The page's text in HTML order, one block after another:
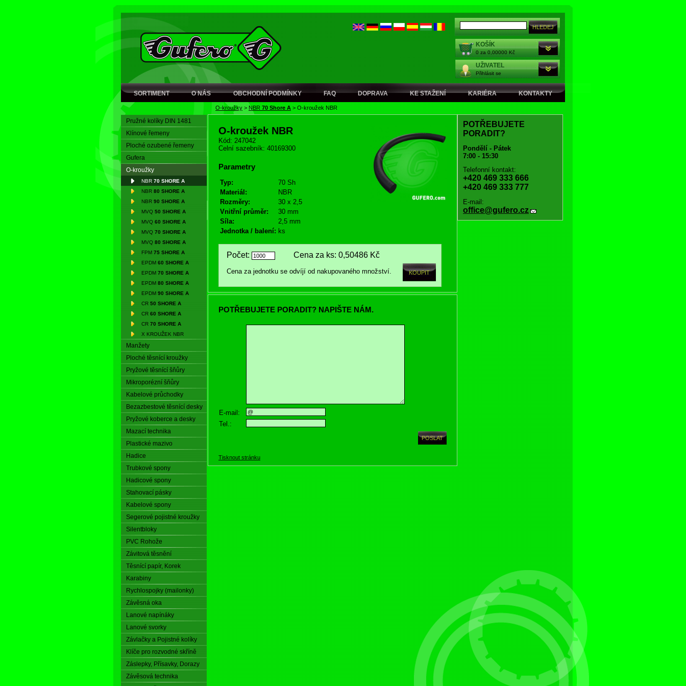
KOŠÍK
0 za 0,00000 Kč
UŽIVATEL
Přihlásit se
SORTIMENT O NÁS OBCHODNÍ PODMÍNKY FAQ DOPRAVA KE STAŽENÍ KARIÉRA KONTAKTY
O-kroužky > NBR 70 Shore A > O-kroužek NBR
Pružné kolíky DIN 1481
Klínové řemeny
Ploché ozubené řemeny
Gufera
O-kroužky
NBR 70 SHORE A
NBR 80 SHORE A
NBR 90 SHORE A
MVQ 50 SHORE A
MVQ 60 SHORE A
MVQ 70 SHORE A
MVQ 80 SHORE A
FPM 75 SHORE A
EPDM 60 SHORE A
EPDM 70 SHORE A
EPDM 80 SHORE A
EPDM 90 SHORE A
CR 50 SHORE A
CR 60 SHORE A
CR 70 SHORE A
X KROUŽEK NBR
Manžety
Ploché těsnící kroužky
Pryžové těsnící šňůry
Mikroporézní šňůry
Kabelové průchodky
Bezazbestové těsnící desky
Pryžové koberce a desky
Mazací technika
Plastické mazivo
Hadice
Trubkové spony
Hadicové spony
Stahovací pásky
Kabelové spony
Segerové pojistné kroužky
Silentbloky
PVC Rohože
Závitová těsnění
Těsnící papír, Korek
Karabiny
Rychlospojky (mailonky)
Závěsná oka
Lanové napínáky
Lanové svorky
Závlačky a Pojistné kolíky
Klíče pro rozvodné skříně
Záslepky, Přísavky, Dorazy
Závěsová technika
O-kroužek NBR
Kód: 247042
Celní sazebník: 40169300
Parametry
Typ:
70 Sh
Materiál:
NBR
Rozměry:
30 x 2,5
Vnitřní průměr:
30 mm
Síla:
2,5 mm
Jednotka / balení: ks
Počet: Cena za ks: 0,50486 Kč
Cena za jednotku se odvíjí od nakupovaného množství.
POTŘEBUJETE PORADIT? NAPIŠTE NÁM.
E-mail:
Tel.:
Tisknout stránku
POTŘEBUJETE
PORADIT?
Pondělí - Pátek
7:00 - 15:30
Telefonní kontakt:
+420 469 333 666
+420 469 333 777
E-mail:
office@gufero.cz